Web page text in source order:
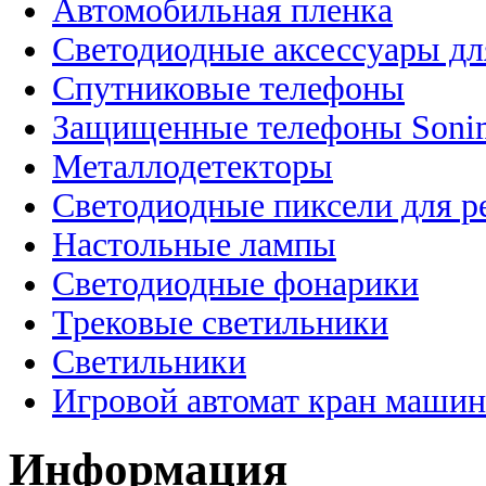
Автомобильная пленка
Светодиодные аксессуары
Спутниковые телефоны
Защищенные телефоны
Металлодетекторы
Светодиодные пиксели для
Настольные лампы
Светодиодные фонарики
Трековые светильники
Светильники
Игровой автомат кран
Информация